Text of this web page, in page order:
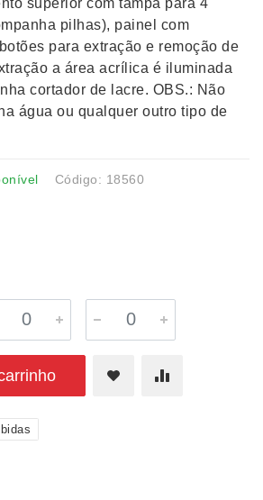
superior com tampa para 4
pilhas), painel com
para extração e remoção de
a área acrílica é iluminada
cortador de lacre. OBS.: Não
água ou qualquer outro tipo de
Código: 18560